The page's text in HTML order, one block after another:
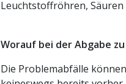
Leuchtstoffröhren, Säuren
Worauf bei der Abgabe
Die Problemabfälle